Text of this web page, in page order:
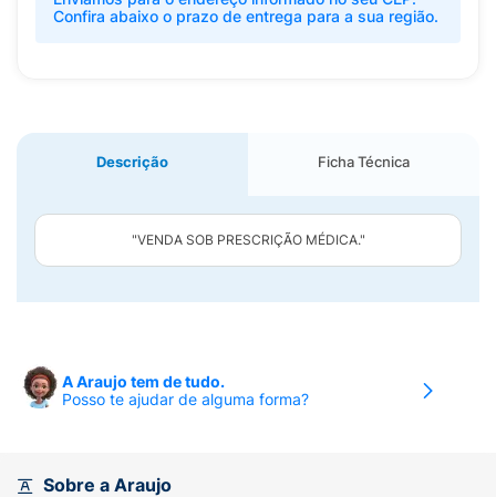
Confira abaixo o prazo de entrega para a sua região.
Descrição Ficha Técnica
"VENDA SOB PRESCRIÇÃO MÉDICA."
A Araujo tem de tudo.
Posso te ajudar de alguma forma?
Sobre a Araujo